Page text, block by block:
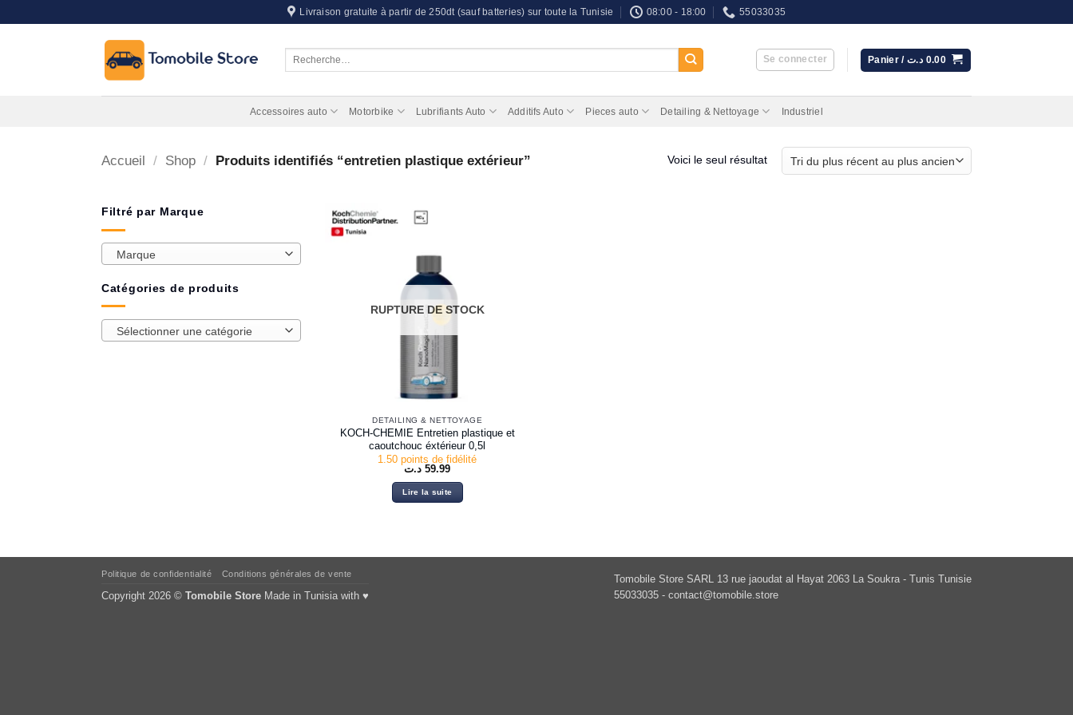
au
Livraison gratuite à partir de 250dt (sauf batteries) sur toute la Tunisie 08:00 - 18:00 55033035
Se connecter Panier / 0.00 د.ت
Accessoires auto Motorbike Lubrifiants Auto Additifs Auto Pieces auto Detailing & Nettoyage Industriel
Accueil / Shop / Produits identifiés “entretien plastique extérieur” Voici le seul résultat
Filtré par Marque
Marque
Catégories de produits
Sélectionner une catégorie
RUPTURE DE STOCK
DETAILING & NETTOYAGE
KOCH-CHEMIE Entretien plastique et
caoutchouc éxtérieur 0,5l
1.50 points de fidélité
59.99 د.ت
Lire la suite
Tomobile Store SARL 13 rue jaoudat al Hayat 2063 La Soukra - Tunis Tunisie
55033035 - contact@tomobile.store
Politique de confidentialité Conditions générales de vente
Copyright 2026 © Tomobile Store Made in Tunisia with ♥